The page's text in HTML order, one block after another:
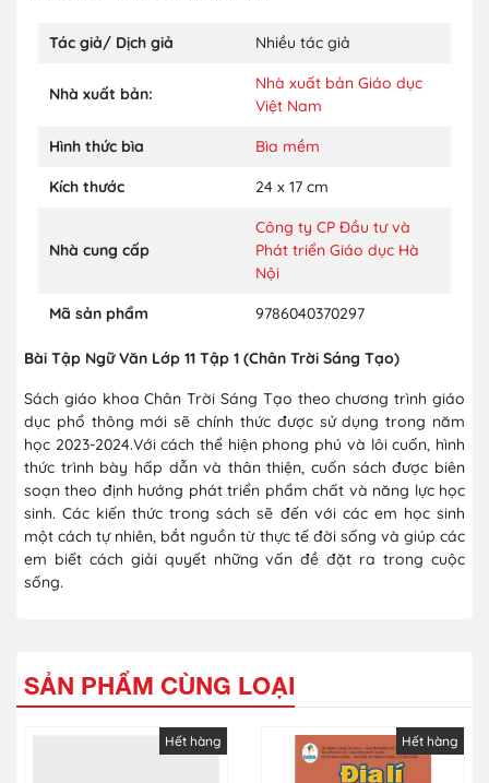
Tác giả/ Dịch giả Nhiều tác giả
Nhà xuất bản:
Nhà xuất bản Giáo dục
Việt Nam
Hình thức bìa Bìa mềm
Kích thước 24 x 17 cm
Nhà cung cấp
Công ty CP Đầu tư và
Phát triển Giáo dục Hà
Nội
Mã sản phẩm 9786040370297
Bài Tập Ngữ Văn Lớp 11 Tập 1 (Chân Trời Sáng Tạo)
Sách giáo khoa Chân Trời Sáng Tạo theo chương trình giáo
dục phổ thông mới sẽ chính thức được sử dụng trong năm
học 2023-2024.Với cách thể hiện phong phú và lôi cuốn, hình
thức trình bày hấp dẫn và thân thiện, cuốn sách được biên
soạn theo định hướng phát triển phẩm chất và năng lực học
sinh. Các kiến thức trong sách sẽ đến với các em học sinh
một cách tự nhiên, bắt nguồn từ thực tế đời sống và giúp các
em biết cách giải quyết những vấn đề đặt ra trong cuộc
sống.
SẢN PHẨM CÙNG LOẠI
Hết hàng Hết hàng